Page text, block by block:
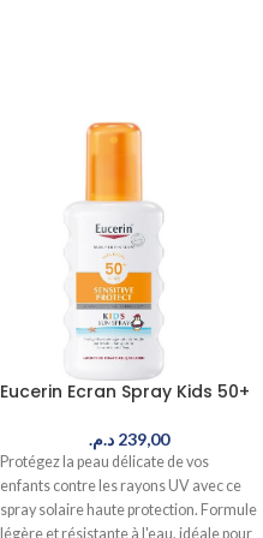
Eucerin Ecran Spray Kids 50+
239,00 د.م.
Protégez la peau délicate de vos
enfants contre les rayons UV avec ce
spray solaire haute protection. Formule
légère et résistante à l'eau, idéale pour